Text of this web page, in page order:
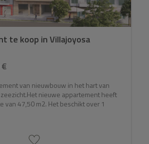
te koop in Villajoyosa
van nieuwbouw in het hart van
nieuwe appartement heeft
van 47,50 m2. Het beschikt over 1